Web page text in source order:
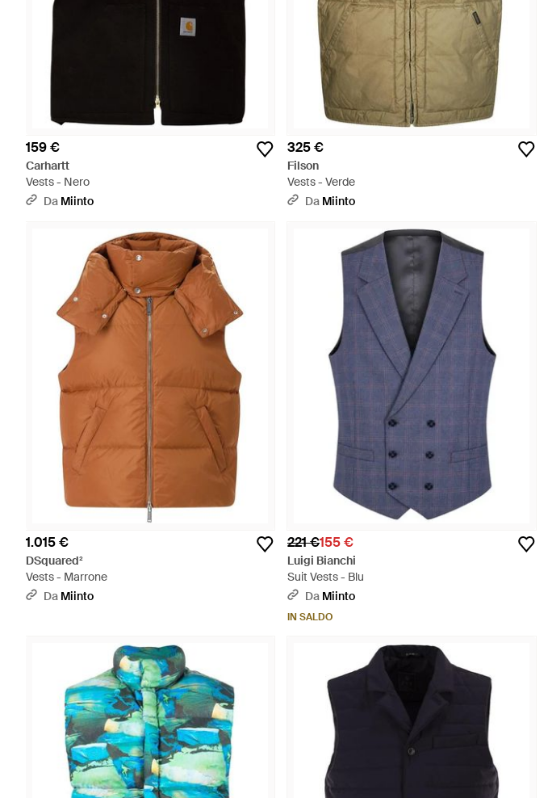
159 €
Carhartt
Vests - Nero
Da Miinto
325 €
Filson
Vests - Verde
Da Miinto
1.015 €
DSquared²
Vests - Marrone
Da Miinto
221 €155 €
Luigi Bianchi
Suit Vests - Blu
Da Miinto
IN SALDO